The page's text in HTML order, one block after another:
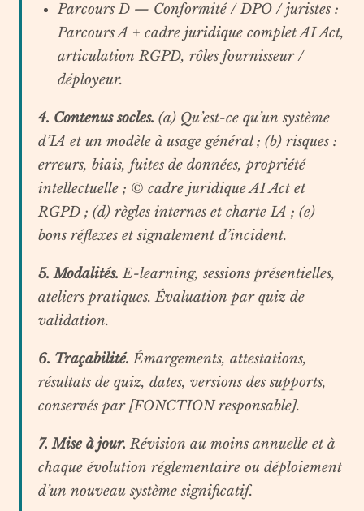
Parcours D — Conformité / DPO / juristes :
Parcours A + cadre juridique complet AI Act,
articulation RGPD, rôles fournisseur /
déployeur.
4. Contenus socles. (a) Qu’est-ce qu’un système
d’IA et un modèle à usage général ; (b) risques :
erreurs, biais, fuites de données, propriété
intellectuelle ; © cadre juridique AI Act et
RGPD ; (d) règles internes et charte IA ; (e)
bons réflexes et signalement d’incident.
5. Modalités. E-learning, sessions présentielles,
ateliers pratiques. Évaluation par quiz de
validation.
6. Traçabilité. Émargements, attestations,
résultats de quiz, dates, versions des supports,
conservés par [FONCTION responsable].
7. Mise à jour. Révision au moins annuelle et à
chaque évolution réglementaire ou déploiement
d’un nouveau système significatif.